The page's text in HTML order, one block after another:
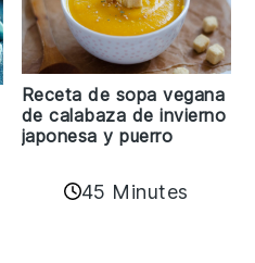
Receta de sopa vegana
de calabaza de invierno
japonesa y puerro
45 Minutes